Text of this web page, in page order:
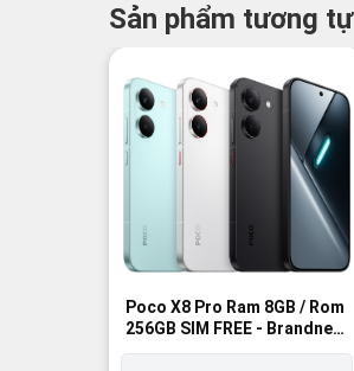
Sản phẩm tương tự
Poco X8 Pro Ram 8GB / Rom
256GB SIM FREE - Brandnew
100%